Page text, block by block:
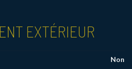
EXTÉRIEUR
Non